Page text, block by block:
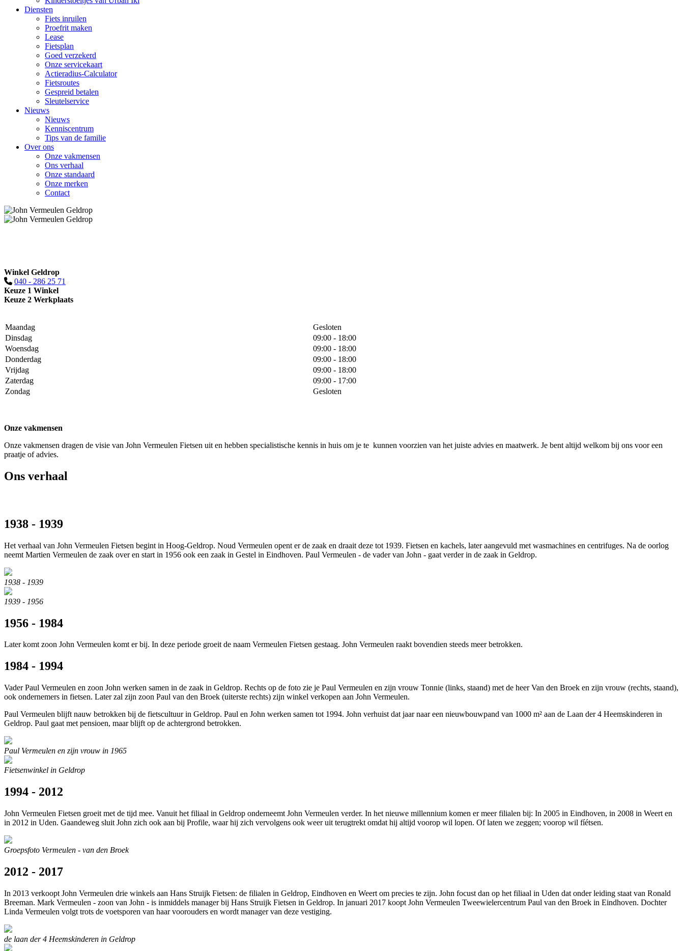
Diensten
Fiets inruilen
Proefrit maken
Lease
Fietsplan
Goed verzekerd
Onze servicekaart
Actieradius-Calculator
Fietsroutes
Gespreid betalen
Sleutelservice
Nieuws
Nieuws
Kenniscentrum
Tips van de familie
Over ons
Onze vakmensen
Ons verhaal
Onze standaard
Onze merken
Contact
Winkel Geldrop
040 - 286 25 71
Keuze 1 Winkel
Keuze 2 Werkplaats
Maandag
Gesloten
Dinsdag
09:00 - 18:00
Woensdag
09:00 - 18:00
Donderdag
09:00 - 18:00
Vrijdag
09:00 - 18:00
Zaterdag
09:00 - 17:00
Zondag
Gesloten
Onze vakmensen
Onze vakmensen dragen de visie van John Vermeulen Fietsen uit en hebben specialistische kennis in huis om je te kunnen voorzien van het juiste advies en maatwerk. Je bent altijd welkom bij ons voor een
praatje of advies.
Ons verhaal
1938 - 1939
Het verhaal van John Vermeulen Fietsen begint in Hoog-Geldrop. Noud Vermeulen opent er de zaak en draait deze tot 1939. Fietsen en kachels, later aangevuld met wasmachines en centrifuges. Na de oorlog
neemt Martien Vermeulen de zaak over en start in 1956 ook een zaak in Gestel in Eindhoven. Paul Vermeulen - de vader van John - gaat verder in de zaak in Geldrop.
1938 - 1939
1939 - 1956
1956 - 1984
Later komt zoon John Vermeulen komt er bij. In deze periode groeit de naam Vermeulen Fietsen gestaag. John Vermeulen raakt bovendien steeds meer betrokken.
1984 - 1994
Vader Paul Vermeulen en zoon John werken samen in de zaak in Geldrop. Rechts op de foto zie je Paul Vermeulen en zijn vrouw Tonnie (links, staand) met de heer Van den Broek en zijn vrouw (rechts, staand),
ook ondernemers in fietsen. Later zal zijn zoon Paul van den Broek (uiterste rechts) zijn winkel verkopen aan John Vermeulen.
Paul Vermeulen blijft nauw betrokken bij de fietscultuur in Geldrop. Paul en John werken samen tot 1994. John verhuist dat jaar naar een nieuwbouwpand van 1000 m² aan de Laan der 4 Heemskinderen in
Geldrop. Paul gaat met pensioen, maar blijft op de achtergrond betrokken.
Paul Vermeulen en zijn vrouw in 1965
Fietsenwinkel in Geldrop
1994 - 2012
John Vermeulen Fietsen groeit met de tijd mee. Vanuit het filiaal in Geldrop onderneemt John Vermeulen verder. In het nieuwe millennium komen er meer filialen bij: In 2005 in Eindhoven, in 2008 in Weert en
in 2012 in Uden. Gaandeweg sluit John zich ook aan bij Profile, waar hij zich vervolgens ook weer uit terugtrekt omdat hij altijd voorop wil lopen. Of laten we zeggen; voorop wil fíétsen.
Groepsfoto Vermeulen - van den Broek
2012 - 2017
In 2013 verkoopt John Vermeulen drie winkels aan Hans Struijk Fietsen: de filialen in Geldrop, Eindhoven en Weert om precies te zijn. John focust dan op het filiaal in Uden dat onder leiding staat van Ronald
Breeman. Mark Vermeulen - zoon van John - is inmiddels manager bij Hans Struijk Fietsen in Geldrop. In januari 2017 koopt John Vermeulen Tweewielercentrum Paul van den Broek in Eindhoven. Dochter
Linda Vermeulen volgt trots de voetsporen van haar voorouders en wordt manager van deze vestiging.
de laan der 4 Heemskinderen in Geldrop